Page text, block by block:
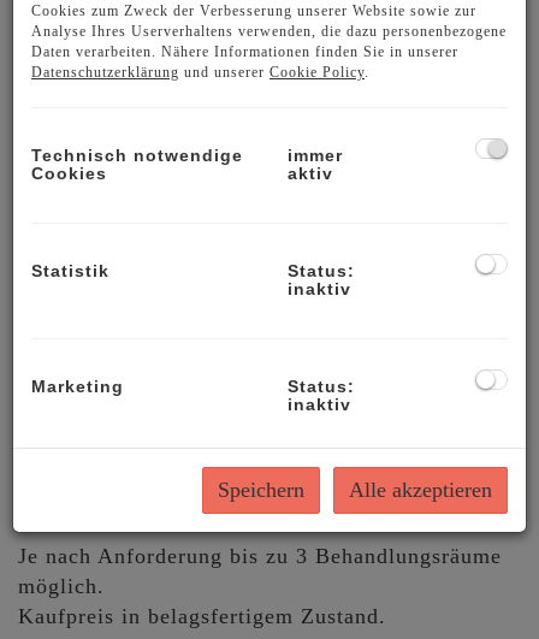
BESCHREIBUNG
Büro bzw. Praxis mit ca. 86 m² in absoluter
Hauses mit gepflegtem Blick auf den modernen,
Perfekte Verkehrsanbindung
1 Zimmer mit 33 m²
3 WCs vorgesehen
Je nach Anforderung bis zu 3 Behandlungsräume
möglich.
Kaufpreis in belagsfertigem Zustand.
Cookies zum Zweck der Verbesserung unserer Website sowie zur
Analyse Ihres Userverhaltens verwenden, die dazu personenbezogene
Daten verarbeiten. Nähere Informationen finden Sie in unserer
Datenschutzerklärung und unserer Cookie Policy
Technisch notwendige
Cookies
immer
aktiv
Statistik
Status:
inaktiv
Marketing
Status:
inaktiv
Speichern Alle akzeptieren